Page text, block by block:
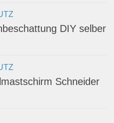
DIY selber
Schneider